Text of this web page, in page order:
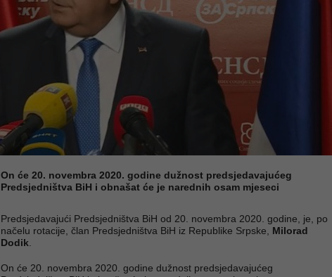
On će 20. novembra 2020. godine dužnost predsjedavajućeg
Predsjedništva BiH i obnašat će je narednih osam mjeseci
Predsjedavajući Predsjedništva BiH od 20. novembra 2020. godine, je, po
načelu rotacije, član Predsjedništva BiH iz Republike Srpske, Milorad
Dodik
On će 20. novembra 2020. godine dužnost predsjedavajućeg